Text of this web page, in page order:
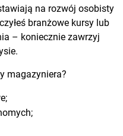
na rozwój osobisty
branżowe kursy lub
– koniecznie zawrzyj
magazyniera?